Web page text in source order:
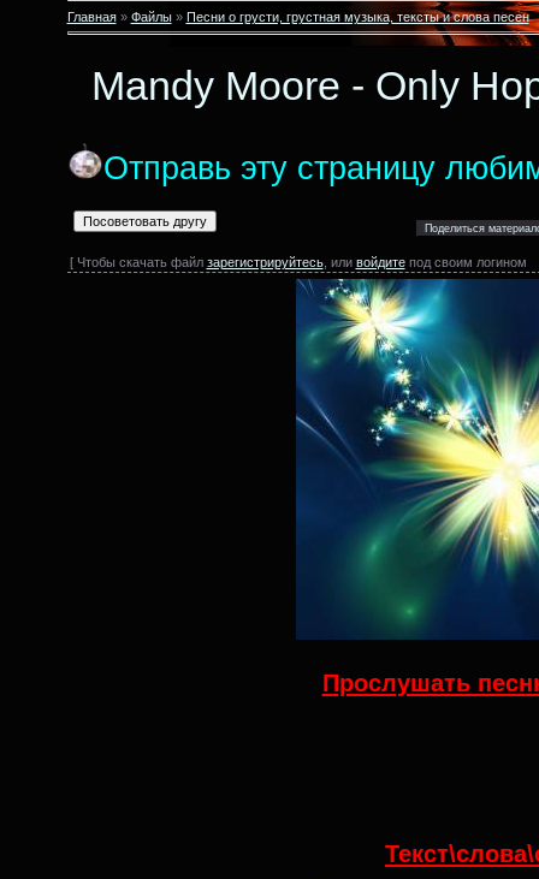
Главная» Файлы» Песни о грусти, грустная музыка, тексты и слова песен
Mandy Moore - Only
Отправь эту страницу
[ Чтобы скачать файл зарегистрируйтесь, или войдитепод своим логином
Прослушать